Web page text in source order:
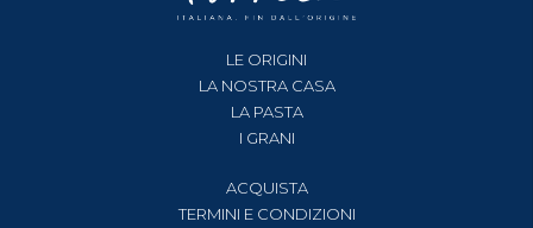
LE ORIGINI
LA NOSTRA CASA
LA PASTA
I GRANI
ACQUISTA
TERMINI E CONDIZIONI